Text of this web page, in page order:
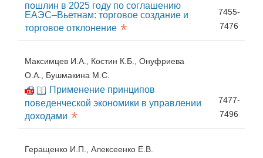
пошлин в 2025 году по соглашению
ЕАЭС–Вьетнам: торговое создание и
торговое отклонение *
7455-
7476
Максимцев И.А., Костин К.Б., Онуфриева
О.А., Бушмакина М.С.
Применение принципов
поведенческой экономики в управлении
доходами *
7477-
7496
Геращенко И.П., Алексеенко Е.В.